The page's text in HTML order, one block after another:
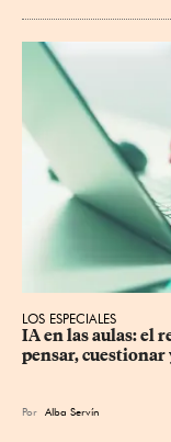
LOS ESPECIALES
IA en las aulas: el
pensar, cuestionar
Por Alba Servín